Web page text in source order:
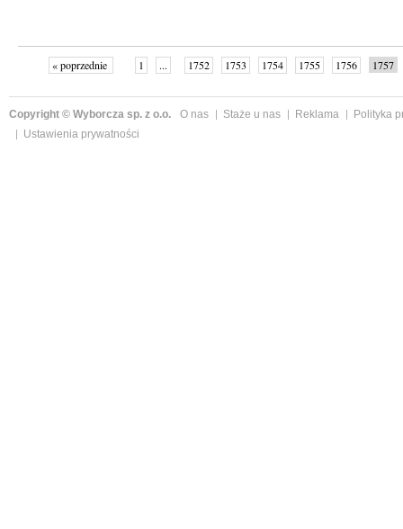
« poprzednie 1 ... 1752 1753 1754 1755 1756
1757
Copyright © Wyborcza sp. z o.o. O nas Staże u nas Reklama
Polityka
Ustawienia prywatności